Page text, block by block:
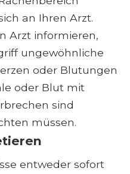
an Ihren Arzt.
Arzt informieren,
ungewöhnliche
oder Blutungen
oder Blut mit
sind
müssen.
entweder sofort